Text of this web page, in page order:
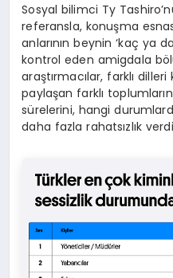
Sosyal bilimci Ty
referansla, konuşma
anlarının beynin ‘kaç ya
kontrol eden amigdala
araştırmacılar, farklı
paylaşan farklı
sürelerini, hangi
daha fazla rahatsızlık